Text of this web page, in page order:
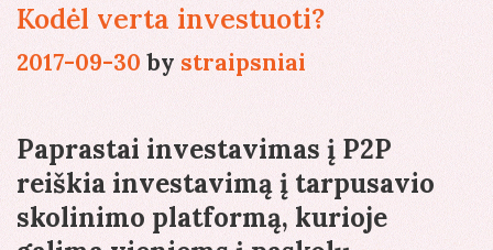
Kodėl verta investuoti?
2017-09-30 by straipsniai
Paprastai investavimas į P2P
reiškia investavimą į tarpusavio
skolinimo platformą, kurioje